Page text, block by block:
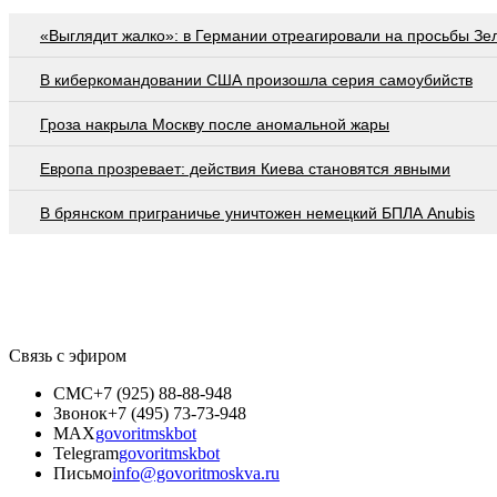
«Выглядит жалко»: в Германии отреагировали на просьбы
В киберкомандовании США произошла серия самоубийств
Гроза накрыла Москву после аномальной жары
Европа прозревает: действия Киева становятся явными
В брянском приграничье уничтожен немецкий БПЛА Anubis
Связь с эфиром
СМС+7 (925) 88-88-948
Звонок+7 (495) 73-73-948
MAXgovoritmskbot
Telegramgovoritmskbot
Письмоinfo@govoritmoskva.ru